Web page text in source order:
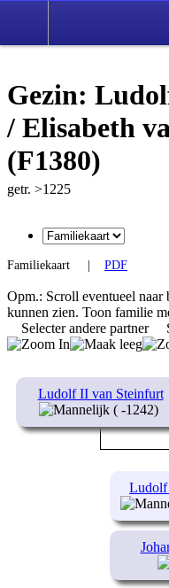
Gezin:
/ Elisabeth
(F1380)
getr. >1225
Familiekaart PDF
Opm.: Scroll eventueel naar
kunnen zien. Toon familie
Selecter andere partner
Ludolf II van Steinfurt
( -1242)
Ludolf